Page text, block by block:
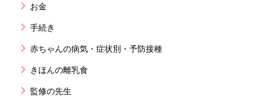
お金
手続き
赤ちゃんの病気・症状別・予防接種
きほんの離乳食
監修の先生